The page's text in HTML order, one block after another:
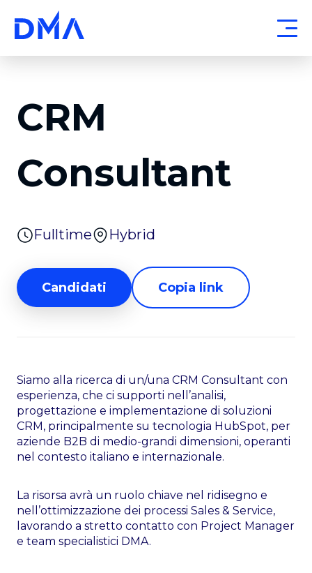
CRM
Consultant
Fulltime Hybrid
Candidati Copia link
Siamo alla ricerca di un/una CRM Consultant con
esperienza, che ci supporti nell’analisi,
progettazione e implementazione di soluzioni
CRM, principalmente su tecnologia HubSpot, per
aziende B2B di medio-grandi dimensioni, operanti
nel contesto italiano e internazionale.
La risorsa avrà un ruolo chiave nel ridisegno e
nell’ottimizzazione dei processi Sales & Service,
lavorando a stretto contatto con Project Manager
e team specialistici DMA.